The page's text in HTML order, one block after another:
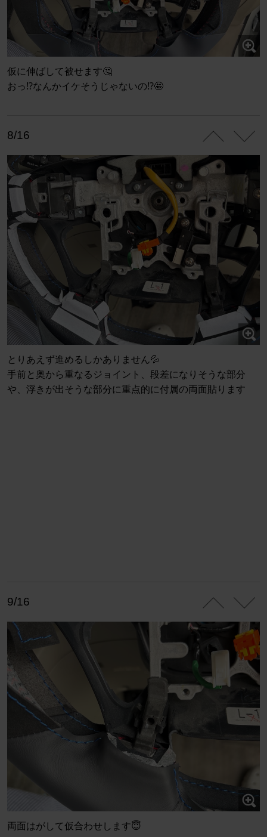
仮に伸ばして被せます🤔
おっ⁉️なんかイケそうじゃないの⁉️🤩
8/16
とりあえず進めるしかありません💦
手前と奥から重なるジョイント、段差になりそうな部分
や、浮きが出そうな部分に重点的に付属の両面貼ります
9/16
両面はがして仮合わせします😇